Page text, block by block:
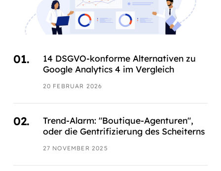
14 DSGVO-konforme Alternativen zu
Google Analytics 4 im Vergleich
20 FEBRUAR 2026
Trend-Alarm: "Boutique-Agenturen",
oder die Gentrifizierung des Scheiterns
27 NOVEMBER 2025